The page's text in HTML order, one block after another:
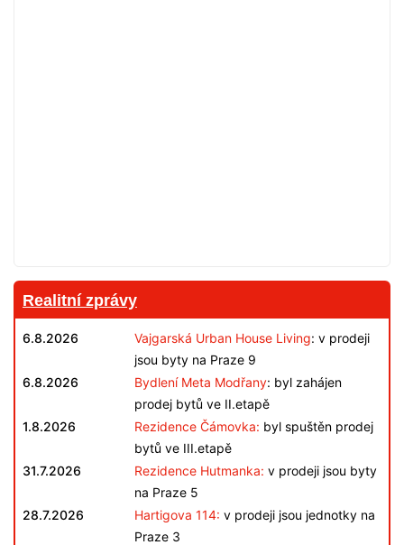
Realitní zprávy
6.8.2026 Vajgarská Urban House Living: v prodeji
jsou byty na Praze 9
6.8.2026
Bydlení Meta Modřany: byl zahájen
prodej bytů ve II.etapě
1.8.2026
Rezidence Čámovka: byl spuštěn prodej
bytů ve III.etapě
31.7.2026
Rezidence Hutmanka: v prodeji jsou byty
na Praze 5
28.7.2026
Hartigova 114: v prodeji jsou jednotky na
Praze 3